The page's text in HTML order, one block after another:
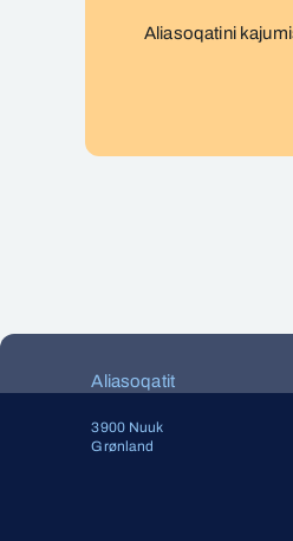
Aliasoqatini
Aliasoqatit
3900 Nuuk
Grønland